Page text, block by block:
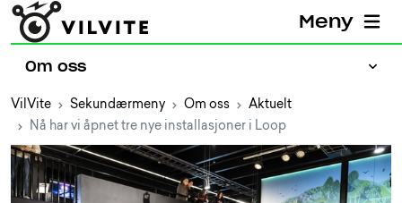
Meny
Om oss
Jobb hos VilVite
Prosjekter
VilVite Sekundærmeny Om oss
Aktuelt
Nå har vi åpnet tre nye installasjoner i Loop